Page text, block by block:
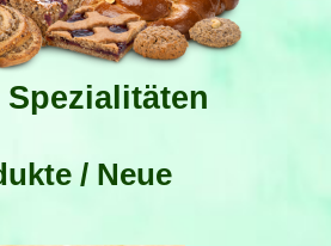
Spezialitäten
/ Neue